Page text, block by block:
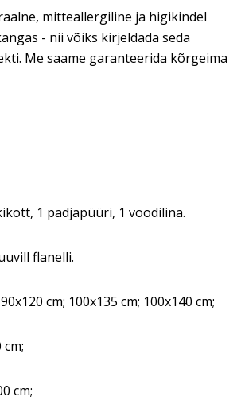
mitteallergiline ja higikindel
- nii võiks kirjeldada seda
Me saame garanteerida kõrgeima
1 padjapüüri, 1 voodilina.
flanelli.
90x120 cm; 100x135 cm; 100x140 cm;
cm;
cm;